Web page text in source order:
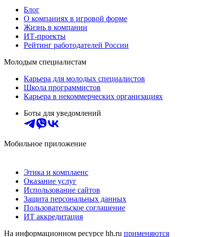
Блог
О компаниях в игровой форме
Жизнь в компании
ИТ-проекты
Рейтинг работодателей России
Молодым специалистам
Карьера для молодых специалистов
Школа программистов
Карьера в некоммерческих организациях
Боты для уведомлений
Мобильное приложение
Этика и комплаенс
Оказание услуг
Использование сайтов
Защита персональных данных
Пользовательское соглашение
ИТ аккредитация
На информационном ресурсе hh.ru применяются